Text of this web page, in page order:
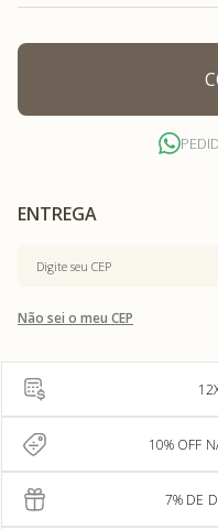
Não sei o meu CEP
10% OFF
7% DE